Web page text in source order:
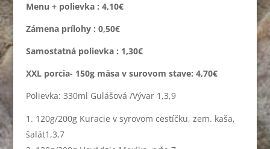
Menu + polievka : 4,10€
Zámena prílohy : 0,50€
Samostatná polievka : 1,30€
XXL porcia- 150g mäsa v surovom stave: 4,70€
Polievka: 330ml Gulášová /Vývar 1,3,9
120g/200g Kuracie v syrovom cestíčku, zem. kaša,
šalát1,3,7